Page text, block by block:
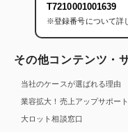
T7210001001639
※登録番号について詳
その他コンテンツ・
当社のケースが選ばれる理由
業容拡大！売上アップサポート
大ロット相談窓口